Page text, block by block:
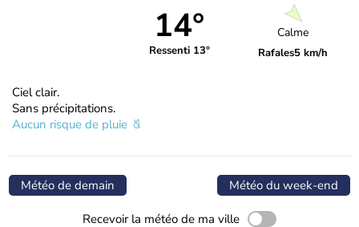
14°
Ressenti 13°
Calme
Rafales5 km/h
Ciel clair.
Sans précipitations.
Aucun risque de pluie
Météo de demain Météo du week-end
Recevoir la météo de ma ville